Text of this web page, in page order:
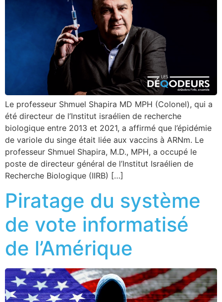
Le professeur Shmuel Shapira MD MPH (Colonel), qui a
été directeur de l’Institut israélien de recherche
biologique entre 2013 et 2021, a affirmé que l’épidémie
de variole du singe était liée aux vaccins à ARNm. Le
professeur Shmuel Shapira, M.D., MPH, a occupé le
poste de directeur général de l’Institut Israélien de
Recherche Biologique (IIRB) […]
Piratage du système
de vote informatisé
de l’Amérique